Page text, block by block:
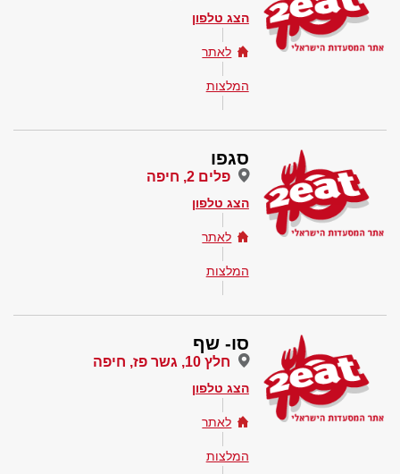
הצג טלפון
לאתר
המלצות
סגפו
פלים 2, חיפה
הצג טלפון
לאתר
המלצות
סו- שף
חלץ 10, גשר פז, חיפה
הצג טלפון
לאתר
המלצות